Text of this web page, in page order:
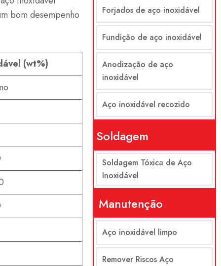
bom desempenho
(wt%)
Forjados de aço inoxidável
Fundição de aço inoxidável
Anodização de aço
inoxidável
Aço inoxidável recozido
Soldagem
Soldagem Tóxica de Aço
Inoxidável
Manutenção
Aço inoxidável limpo
Remover Riscos Aço